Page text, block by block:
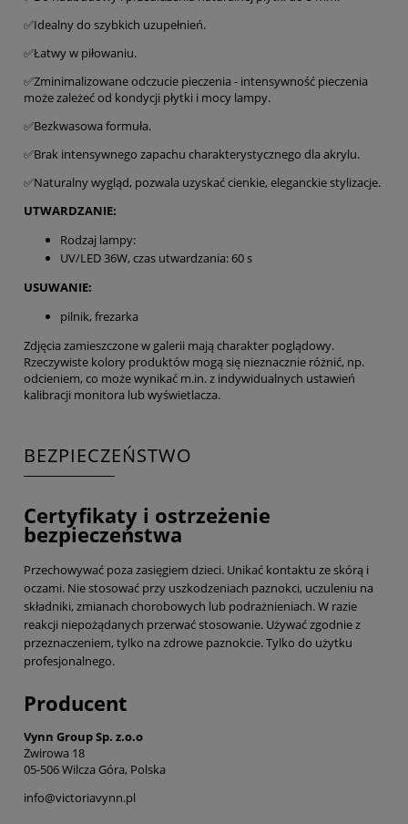
✅Idealny do szybkich uzupełnień.
✅Łatwy w piłowaniu.
✅Zminimalizowane odczucie pieczenia - intensywność pieczenia
może zależeć od kondycji płytki i mocy lampy.
✅Bezkwasowa formuła.
✅Brak intensywnego zapachu charakterystycznego dla akrylu.
✅Naturalny wygląd, pozwala uzyskać cienkie, eleganckie stylizacje.
UTWARDZANIE:
Rodzaj lampy:
UV/LED 36W, czas utwardzania: 60 s
USUWANIE:
pilnik, frezarka
Zdjęcia zamieszczone w galerii mają charakter poglądowy.
Rzeczywiste kolory produktów mogą się nieznacznie różnić, np.
odcieniem, co może wynikać m.in. z indywidualnych ustawień
kalibracji monitora lub wyświetlacza.
BEZPIECZEŃSTWO
Certyfikaty i ostrzeżenie
bezpieczeństwa
Przechowywać poza zasięgiem dzieci. Unikać kontaktu ze skórą i
oczami. Nie stosować przy uszkodzeniach paznokci, uczuleniu na
składniki, zmianach chorobowych lub podrażnieniach. W razie
reakcji niepożądanych przerwać stosowanie. Używać zgodnie z
przeznaczeniem, tylko na zdrowe paznokcie. Tylko do użytku
profesjonalnego.
Producent
Vynn Group Sp. z.o.o
Żwirowa 18
05-506 Wilcza Góra, Polska
info@victoriavynn.pl